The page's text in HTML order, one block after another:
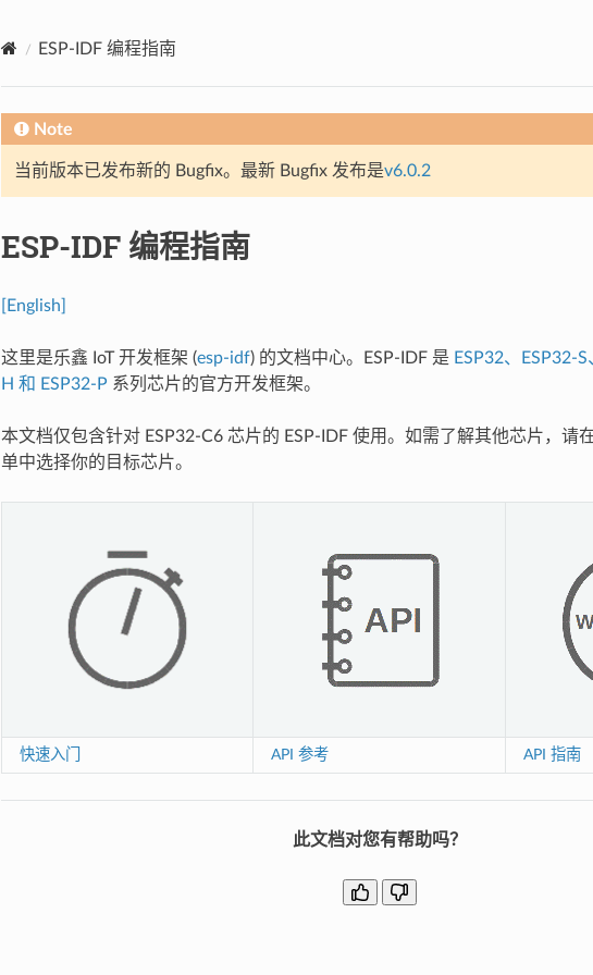
ESP-IDF 编程指南
Note
当前版本已发布新的 Bugfix。最新 Bugfix 发布是v6.0.2
ESP-IDF 编程指南
[English]
这里是乐鑫 IoT 开发框架 (esp-idf) 的文档中心。ESP-IDF 是 ESP32、ESP32-
H 和 ESP32-P 系列芯片的官方开发框架。
本文档仅包含针对 ESP32-C6 芯片的 ESP-IDF 使用。如需了解其他芯片，请
单中选择你的目标芯片。
快速入门 API 参考 API 指南
此文档对您有帮助吗？